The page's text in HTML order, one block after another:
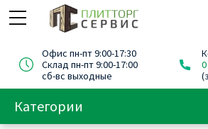
Офис пн-пт 9:00-17:30
Склад пн-пт 9:00-17:00
сб-вс выходные
Категории